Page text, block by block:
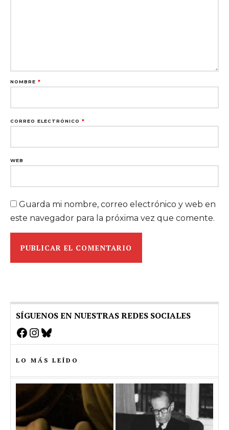
NOMBRE *
CORREO ELECTRÓNICO *
WEB
Guarda mi nombre, correo electrónico y web en
este navegador para la próxima vez que comente.
SÍGUENOS EN NUESTRAS REDES SOCIALES
Facebook
Instagram
Bluesky
LO MÁS LEÍDO